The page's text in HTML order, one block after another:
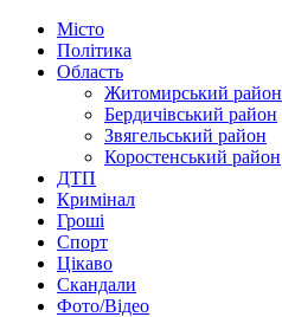
Місто
Політика
Область
Житомирський район
Бердичівський район
Звягельський район
Коростенський район
ДТП
Кримінал
Гроші
Спорт
Цікаво
Скандали
Фото/Відео